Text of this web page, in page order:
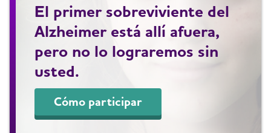
El primer sobreviviente del
Alzheimer está allí afuera,
pero no lo lograremos sin
usted.
Cómo participar